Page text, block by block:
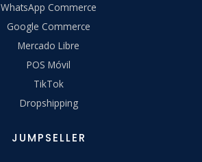
WhatsApp Commerce
Google Commerce
Mercado Libre
POS Móvil
TikTok
Dropshipping
JUMPSELLER